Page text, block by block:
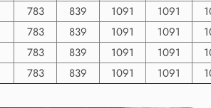
783 839 1091 1091
783 839 1091 1091
783 839 1091 1091
783 839 1091 1091